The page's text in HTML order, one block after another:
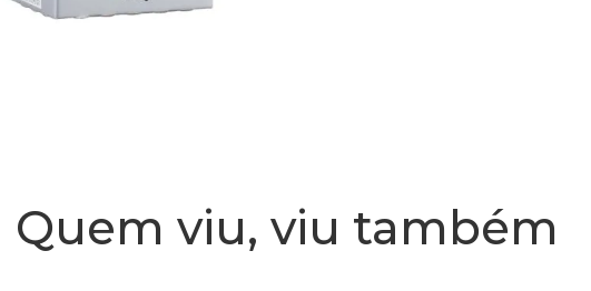
Quem viu, viu também